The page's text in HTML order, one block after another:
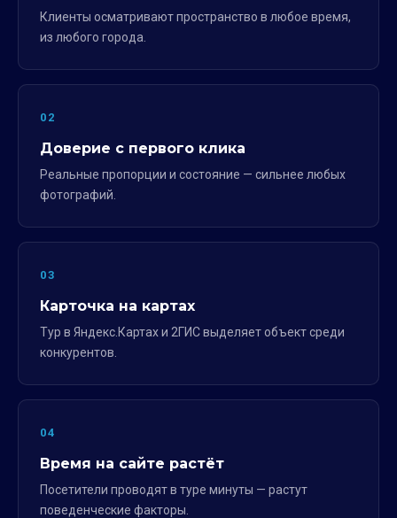
Клиенты осматривают пространство в любое время,
из любого города.
02
Доверие с первого клика
Реальные пропорции и состояние — сильнее любых
фотографий.
03
Карточка на картах
Тур в Яндекс.Картах и 2ГИС выделяет объект среди
конкурентов.
04
Время на сайте растёт
Посетители проводят в туре минуты — растут
поведенческие факторы.